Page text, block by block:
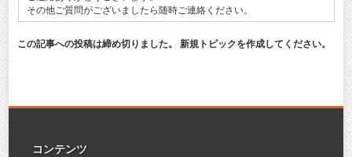
その他ご質問がございましたら随時ご連絡ください。
この記事への投稿は締め切りました。 新規トピックを作成してください。
コンテンツ